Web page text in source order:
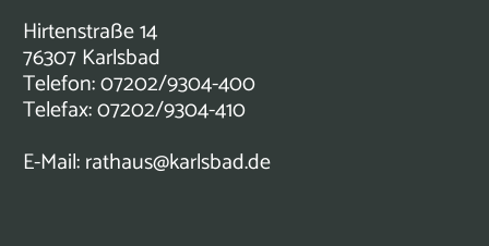
Hirtenstraße 14
76307 Karlsbad
Telefon: 07202/9304-400
Telefax: 07202/9304-410
E-Mail:rathaus@karlsbad.de